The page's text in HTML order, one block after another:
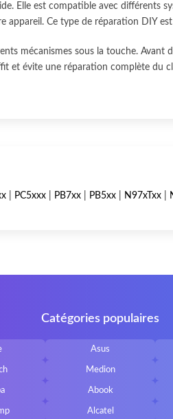
Elle est compatible avec différents
Ce type de réparation DIY
mécanismes sous la touche.
et évite une réparation complète du
PC5xxx PB7xx PB5xx N97xTxx
Catégories populaires
Asus
Medion
Abook
Alcatel